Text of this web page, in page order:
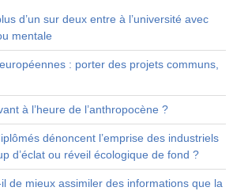
d’un sur deux entre à l’université avec
mentale
: porter des projets communs,
à l’heure de l’anthropocène ?
dénoncent l’emprise des industriels
d’éclat ou réveil écologique de fond ?
de mieux assimiler des informations que la